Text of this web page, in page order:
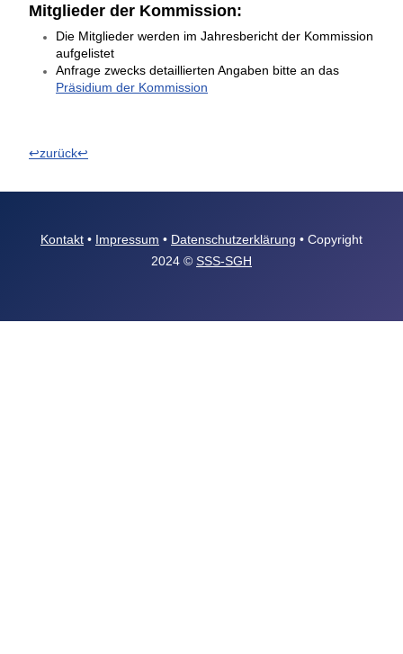
Mitglieder der Kommission:
Die Mitglieder werden im Jahresbericht der Kommission
aufgelistet
Anfrage zwecks detaillierten Angaben bitte an das
Präsidium der Kommission
↩zurück↩
Kontakt • Impressum • Datenschutzerklärung • Copyright
2024 © SSS-SGH